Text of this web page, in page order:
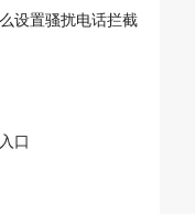
设置骚扰电话拦截
口